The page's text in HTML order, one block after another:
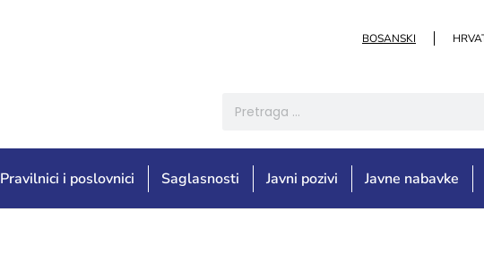
BOSANSKI
Pravilnici i poslovnici Saglasnosti Javni pozivi Javne nabavke